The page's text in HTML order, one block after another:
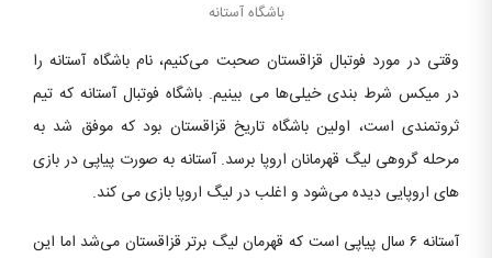
باشگاه آستانه
وقتی در مورد فوتبال قزاقستان صحبت می‌کنیم، نام باشگاه آستانه را
در میکس شرط بندی خیلی‌ها می بینیم. باشگاه فوتبال آستانه که تیم
ثروتمندی است، اولین باشگاه تاریخ قزاقستان بود که موفق شد به
مرحله گروهی لیگ قهرمانان اروپا برسد. آستانه به صورت پیاپی در بازی
های اروپایی دیده می‌شود و اغلب در لیگ اروپا بازی می کند.
آستانه ۶ سال پیاپی است که قهرمان لیگ برتر قزاقستان می‌شد اما این